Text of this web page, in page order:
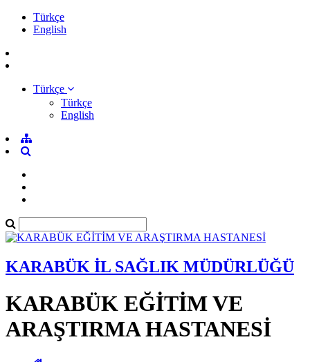
Türkçe
English
Türkçe
Türkçe
English
KARABÜK İL SAĞLIK MÜDÜRLÜĞÜ
KARABÜK EĞİTİM VE
ARAŞTIRMA HASTANESİ